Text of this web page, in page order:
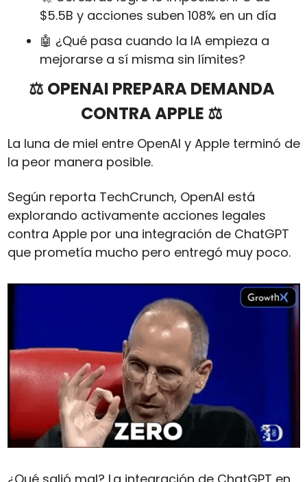
$5.5B y acciones suben 108% en un día
🤖 ¿Qué pasa cuando la IA empieza a
mejorarse a sí misma sin límites?
⚖️ OPENAI PREPARA DEMANDA
CONTRA APPLE ⚖️
La luna de miel entre OpenAI y Apple terminó de
la peor manera posible.
Según reporta TechCrunch, OpenAI está
explorando activamente acciones legales
contra Apple por una integración de ChatGPT
que prometía mucho pero entregó muy poco.